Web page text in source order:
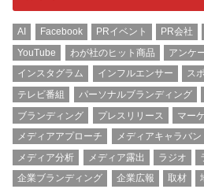
AI Facebook PRイベント PR会社
YouTube
わが社のヒット商品 アンケ
インスタグラム
インフルエンサー ス
テレビ番組
パーソナルブランディング
ブランディング
プレスリリース マー
メディアアプローチ
メディアキャラバン
メディア分析
メディア露出 ラジオ
企業ブランディング
企業広報 取材